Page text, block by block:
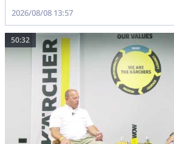
2026/08/08 13:57
50:32